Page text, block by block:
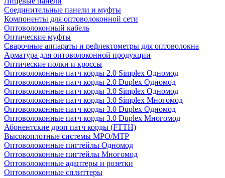
Соединительные панели и муфты
Компоненты для оптоволоконной сети
Оптоволоконный кабель
Оптические муфты
Сварочные аппараты и рефлектометры для оптоволокна
Арматура для оптоволоконной продукции
Оптические полки и кроссы
Оптоволоконные патч корды 2.0 Simplex Одномод
Оптоволоконные патч корды 2.0 Duplex Одномод
Оптоволоконные патч корды 3.0 Simplex Одномод
Оптоволоконные патч корды 3.0 Simplex Многомод
Оптоволоконные патч корды 3.0 Duplex Одномод
Оптоволоконные патч корды 3.0 Duplex Многомод
Абонентские дроп патч корды (FTTH)
Высокоплотные системы MPO/MTP
Оптоволоконные пигтейлы Одномод
Оптоволоконные пигтейлы Многомод
Оптоволоконные адаптеры и розетки
Оптоволоконные сплиттеры